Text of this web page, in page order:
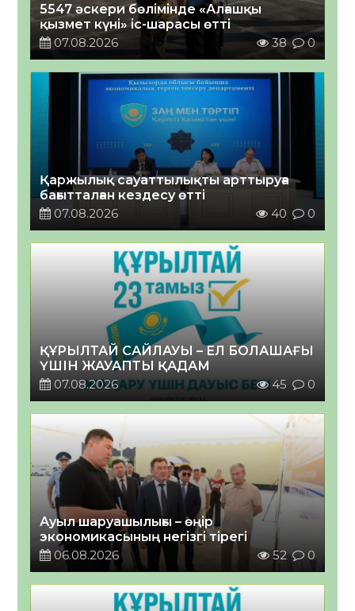
5547 әскери бөлімінде «Алғашқы
қызмет күні» іс-шарасы өтті
07.08.2026
38 0
Қаржылық сауаттылықты арттыруға
бағытталған кездесу өтті
07.08.2026
40 0
ҚҰРЫЛТАЙ САЙЛАУЫ – ЕЛ БОЛАШАҒЫ
ҮШІН ЖАУАПТЫ ҚАДАМ
07.08.2026
45 0
Ауыл шаруашылығы – өңір
экономикасының негізгі тірегі
06.08.2026
52 0